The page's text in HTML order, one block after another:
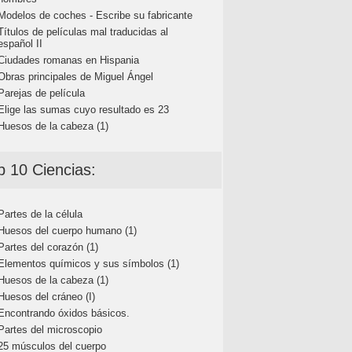
de coches - Escribe su fabricante
de películas mal traducidas al
II
romanas en Hispania
principales de Miguel Ángel
de película
las sumas cuyo resultado es 23
de la cabeza (1)
10 Ciencias:
de la célula
del cuerpo humano (1)
del corazón (1)
químicos y sus símbolos (1)
de la cabeza (1)
del cráneo (I)
óxidos básicos.
del microscopio
músculos del cuerpo